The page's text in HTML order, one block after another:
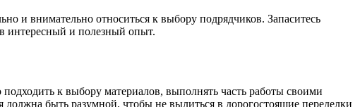
и внимательно относиться к выбору подрядчиков. Запаситесь
интересный и полезный опыт.
к выбору материалов, выполнять часть работы своими
быть разумной, чтобы не вылиться в дорогостоящие переделки